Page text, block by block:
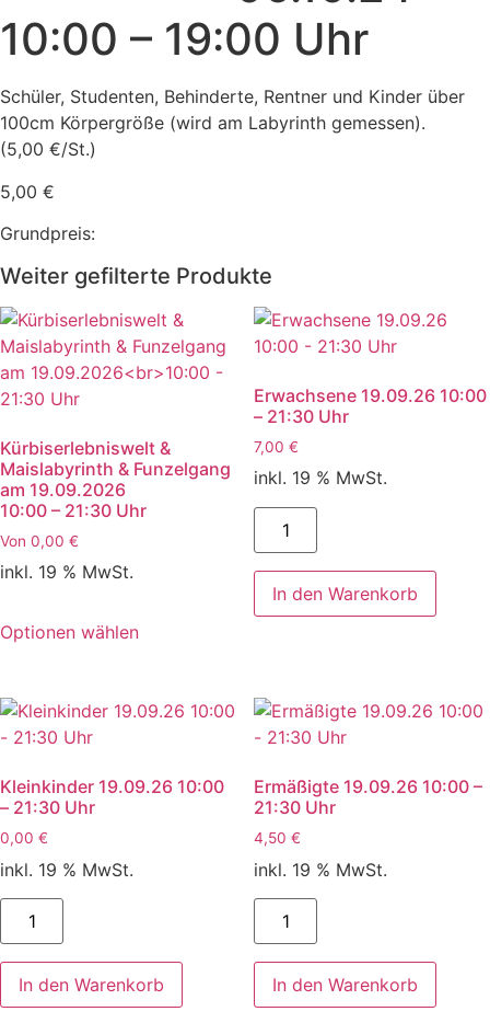
10:00 – 19:00 Uhr
Schüler, Studenten, Behinderte, Rentner und Kinder über
100cm Körpergröße (wird am Labyrinth gemessen).
(5,00 €/St.)
5,00 €
Grundpreis:
Weiter gefilterte Produkte
Kürbiserlebniswelt &
Maislabyrinth & Funzelgang
am 19.09.2026
10:00 – 21:30 Uhr
Von 0,00 €
inkl. 19 % MwSt.
Optionen wählen
Erwachsene 19.09.26 10:00
– 21:30 Uhr
7,00€
inkl. 19 % MwSt.
Erwachsene
19.09.26
10:00
-
21:30
Uhr
Menge
In den Warenkorb
Kleinkinder 19.09.26 10:00
– 21:30 Uhr
0,00 €
inkl. 19 % MwSt.
Kleinkinder
19.09.26
10:00
-
21:30
Uhr
Menge
In den Warenkorb
Ermäßigte 19.09.26 10:00 –
21:30 Uhr
4,50€
inkl. 19 % MwSt.
Ermäßigte
19.09.26
10:00
-
21:30
Uhr
Menge
In den Warenkorb